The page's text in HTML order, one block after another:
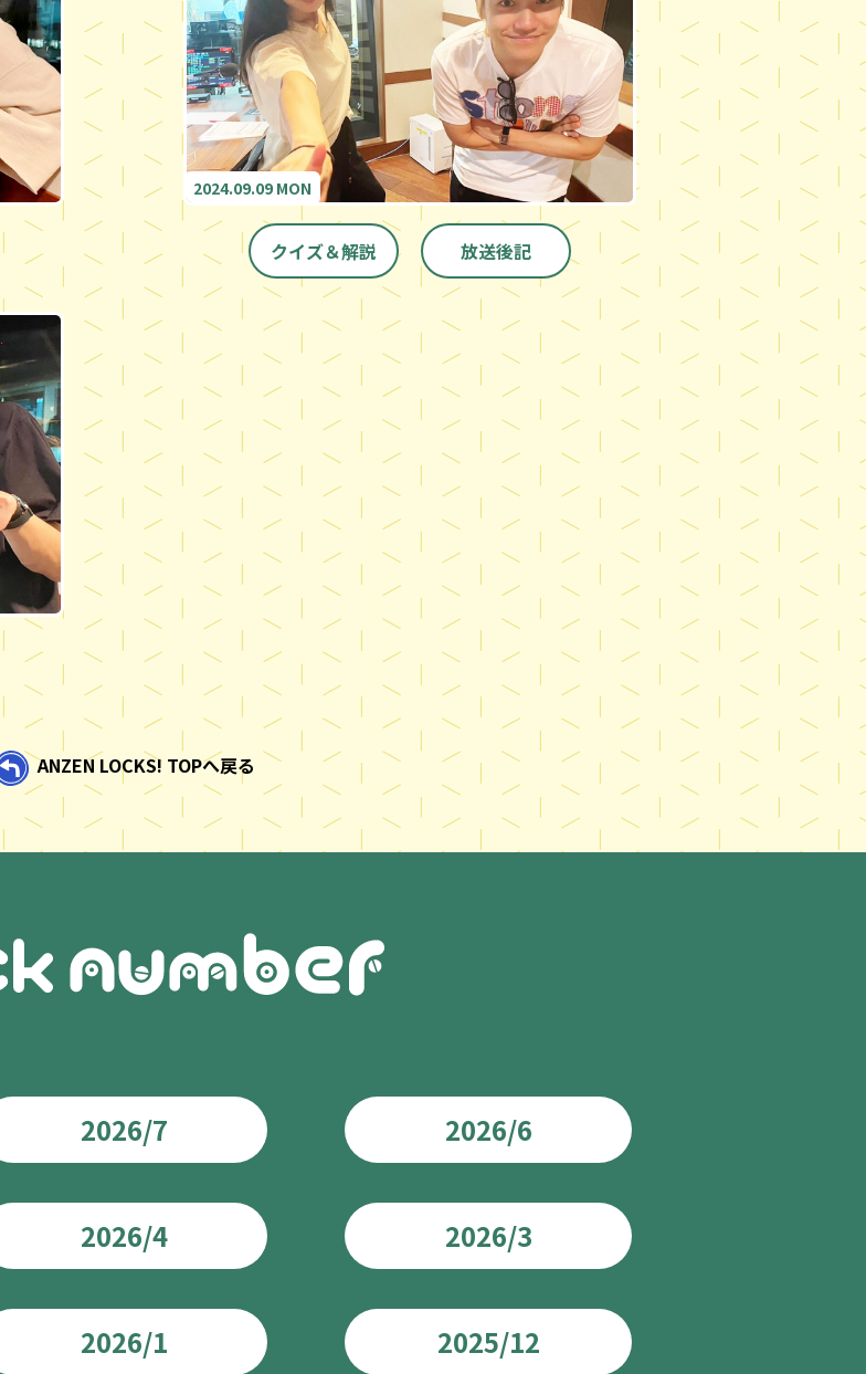
2024.09.09 MON
クイズ＆解説 放送後記
ANZEN LOCKS! TOPへ戻る
2026/7 2026/6
2026/4 2026/3
2026/1 2025/12